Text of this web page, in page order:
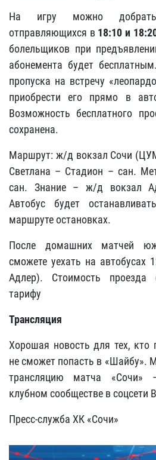
На игру можно
отправляющихся в 18:10 и
болельщиков при
абонемента будет
пропуска на встречу
приобрести его прямо в
Возможность бесплатного
сохранена.
Маршрут: ж/д вокзал Сочи
Светлана – Стадион – сан.
сан. Знание – ж/д вокзал
Автобус будет
маршруте остановках.
После домашних матчей
сможете уехать на
Адлер). Стоимость проезда
тарифу
Трансляция
Хорошая новость для тех, кто
не сможет попасть в «Шайбу».
трансляцию матча «Сочи»
клубном сообществе в соцсети
Пресс-служба ХК «Сочи»